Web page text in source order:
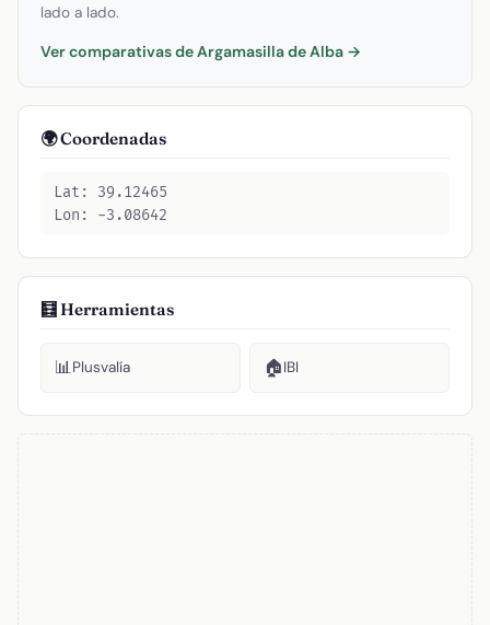
lado a lado.
Ver comparativas de Argamasilla de Alba →
🌍 Coordenadas
Lat: 39.12465
Lon: -3.08642
🧮 Herramientas
📊Plusvalía 🏠IBI